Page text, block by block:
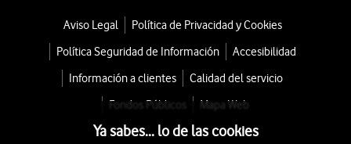
Aviso Legal
Política de Privacidad y Cookies
Política Seguridad de Información
Accesibilidad
Información a clientes
Calidad del servicio
Fondos Públicos
Mapa Web
Ya sabes... lo de las cookies